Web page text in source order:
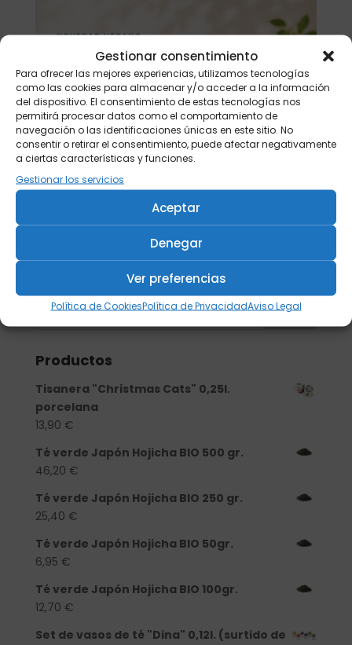
Gestionar consentimiento
Para ofrecer las mejores experiencias, utilizamos tecnologías
como las cookies para almacenar y/o acceder a la información
del dispositivo. El consentimiento de estas tecnologías nos
permitirá procesar datos como el comportamiento de
navegación o las identificaciones únicas en este sitio. No
consentir o retirar el consentimiento, puede afectar negativamente
a ciertas características y funciones.
Gestionar los servicios
Aceptar
Denegar
Ver preferencias
Política de CookiesPolítica de PrivacidadAviso Legal
Buscar
Productos
Tisanera "Christmas Cats" 0,25l.
porcelana
13,90 €
Té verde Japón Hojicha BIO 500 gr.
46,20 €
Té verde Japón Hojicha BIO 250 gr.
25,40 €
Té verde Japón Hojicha BIO 50gr.
6,95 €
Té verde Japón Hojicha BIO 100gr.
12,70 €
Set de vasos de té "Dina" 0,12l. (surtido de